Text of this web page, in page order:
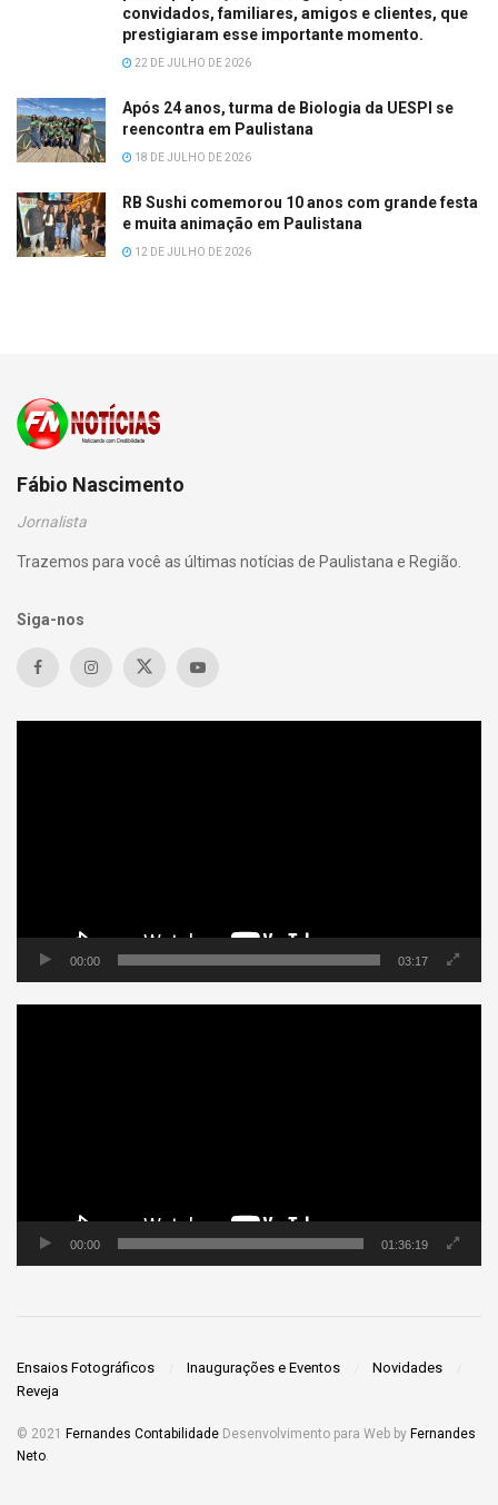
convidados, familiares, amigos e clientes, que
prestigiaram esse importante momento.
22 DE JULHO DE 2026
Após 24 anos, turma de Biologia da UESPI se
reencontra em Paulistana
18 DE JULHO DE 2026
RB Sushi comemorou 10 anos com grande festa
e muita animação em Paulistana
12 DE JULHO DE 2026
Fábio Nascimento
Jornalista
Trazemos para você as últimas notícias de Paulistana e Região.
Siga-nos
00:00 03:17
00:00 01:36:19
Ensaios Fotográficos Inaugurações e Eventos
Novidades
Reveja
© 2021 Fernandes Contabilidade Desenvolvimento para Web by Fernandes
Neto